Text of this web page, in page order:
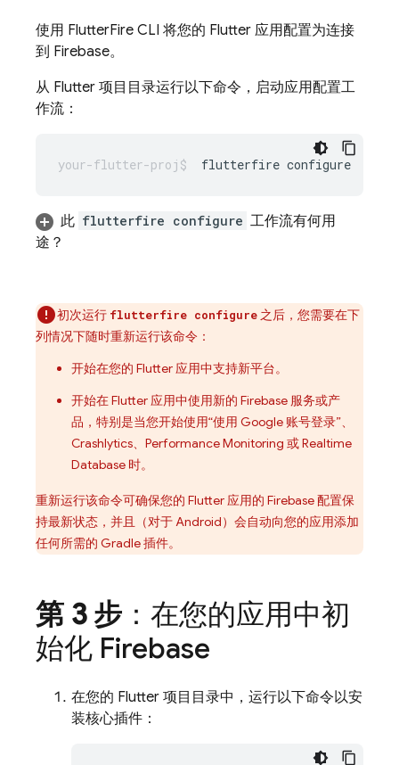
使用 FlutterFire CLI 将您的 Flutter 应用配置为连接
到 Firebase。
从 Flutter 项目目录运行以下命令，启动应用配置工
作流：
flutterfire
此 flutterfire configure 工作流有何用
途？
初次运行 flutterfire configure 之后，您需要在下
列情况下随时重新运行该命令：
开始在您的 Flutter 应用中支持新平台。
开始在 Flutter 应用中使用新的 Firebase 服务或产
品，特别是当您开始使用“使用 Google 账号登录”、
Crashlytics、 Performance Monitoring 或Realtime
Database 时。
重新运行该命令可确保您的 Flutter 应用的 Firebase 配置保
持最新状态，并且（对于 Android）会自动向您的应用添加
任何所需的 Gradle 插件。
第 3 步 ：在您的应用中初
始化 Firebase
在您的 Flutter 项目目录中，运行以下命令以安
装核心插件：